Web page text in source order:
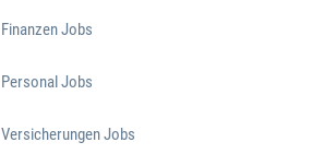
Finanzen Jobs
Personal Jobs
Versicherungen Jobs